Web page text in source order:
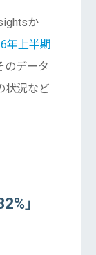
か
年上半期
のデータ
状況など
」